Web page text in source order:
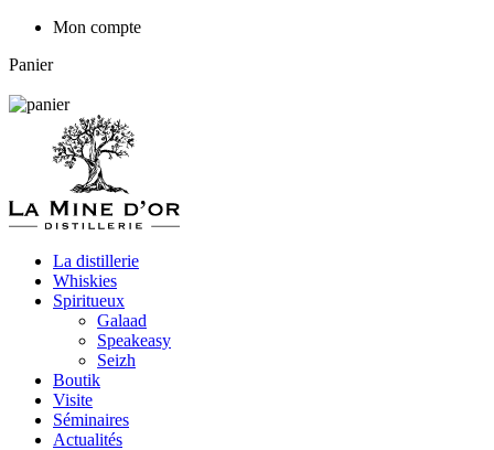
Mon compte
Panier
La distillerie
Whiskies
Spiritueux
Galaad
Speakeasy
Seizh
Boutik
Visite
Séminaires
Actualités